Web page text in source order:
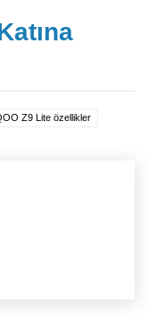
Z9 Lite özellikler